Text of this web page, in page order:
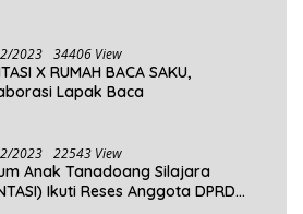
2023 34406 View
X RUMAH BACA SAKU,
Lapak Baca
2023 22543 View
Anak Tanadoang Silajara
Ikuti Reses Anggota DPRD